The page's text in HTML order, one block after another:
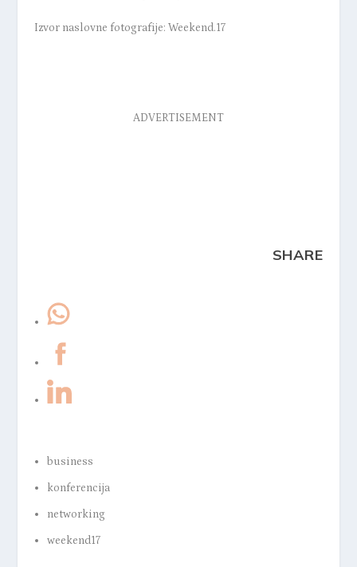
Izvor naslovne fotografije: Weekend.17
ADVERTISEMENT
SHARE
business
konferencija
networking
weekend17